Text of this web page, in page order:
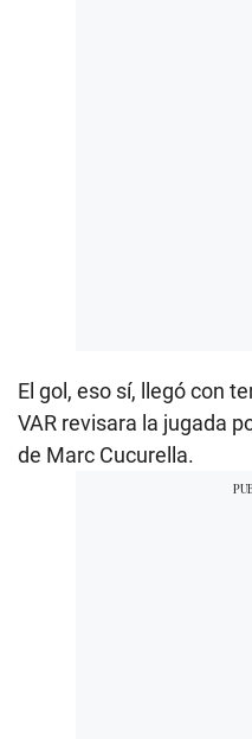
El gol, eso sí, llegó con
VAR revisara la jugada
de Marc Cucurella.